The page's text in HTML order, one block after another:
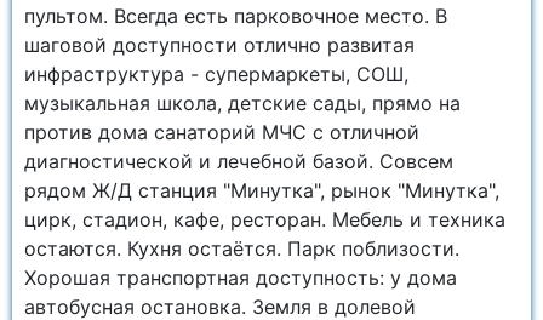
пультом. Всегда есть парковочное место. В
шаговой доступности отлично развитая
инфраструктура - супермаркеты, СОШ,
музыкальная школа, детские сады, прямо на
против дома санаторий МЧС с отличной
диагностической и лечебной базой. Совсем
рядом Ж/Д станция "Минутка", рынок "Минутка",
цирк, стадион, кафе, ресторан. Мебель и техника
остаются. Кухня остаётся. Парк поблизости.
Хорошая транспортная доступность: у дома
автобусная остановка. Земля в долевой